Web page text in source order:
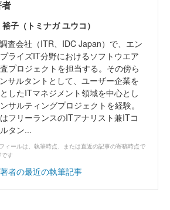
子（トミナガ ユウコ）
査会社（ITR、IDC Japan）で、エン
ライズIT分野におけるソフトウエア
プロジェクトを担当する。その傍ら
サルタントとして、ユーザー企業を
したITマネジメント領域を中心とし
サルティングプロジェクトを経験。
フリーランスのITアナリスト兼ITコ
タン...
ィールは、執筆時点、または直近の記事の寄稿時点で
す
者の最近の執筆記事